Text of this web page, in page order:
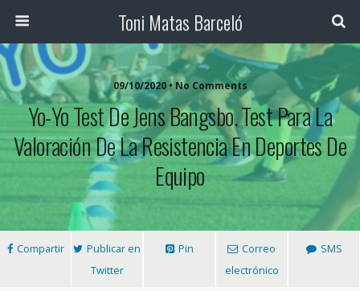
Toni Matas Barceló
09/10/2020 • No Comments
Yo-Yo Test De Jens Bangsbo. Test Para La
Valoración De La Resistencia En Deportes De
Equipo
Compartir
Publicar en
Twitter
Pin
Correo
electrónico
SMS